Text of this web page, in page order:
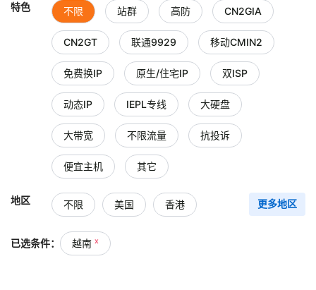
特色 不限 站群 高防 CN2GIA
CN2GT 联通9929 移动CMIN2
免费换IP 原生/住宅IP 双ISP
动态IP IEPL专线 大硬盘
大带宽 不限流量 抗投诉
便宜主机 其它
地区 不限 美国 香港
台湾
更多地区
已选条件： 越南 x